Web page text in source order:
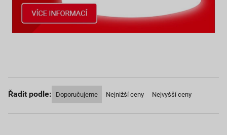
Řadit podle: Doporučujeme Nejnižší ceny Nejvyšší ceny